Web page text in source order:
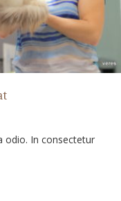
odio. In consectetur